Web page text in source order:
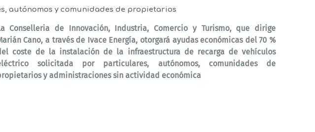
autónomos y comunidades de propietarios
Conselleria de Innovación, Industria, Comercio y Turismo, que dirige
Cano, a través de Ivace Energía, otorgará ayudas económicas del 70 %
coste de la instalación de la infraestructura de recarga de vehículos
solicitada por particulares, autónomos, comunidades de
y administraciones sin actividad económica